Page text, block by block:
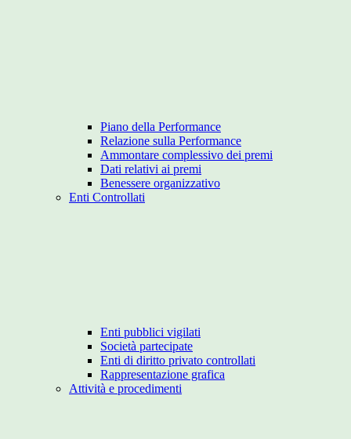
Piano della Performance
Relazione sulla Performance
Ammontare complessivo dei premi
Dati relativi ai premi
Benessere organizzativo
Enti Controllati
Enti pubblici vigilati
Società partecipate
Enti di diritto privato controllati
Rappresentazione grafica
Attività e procedimenti